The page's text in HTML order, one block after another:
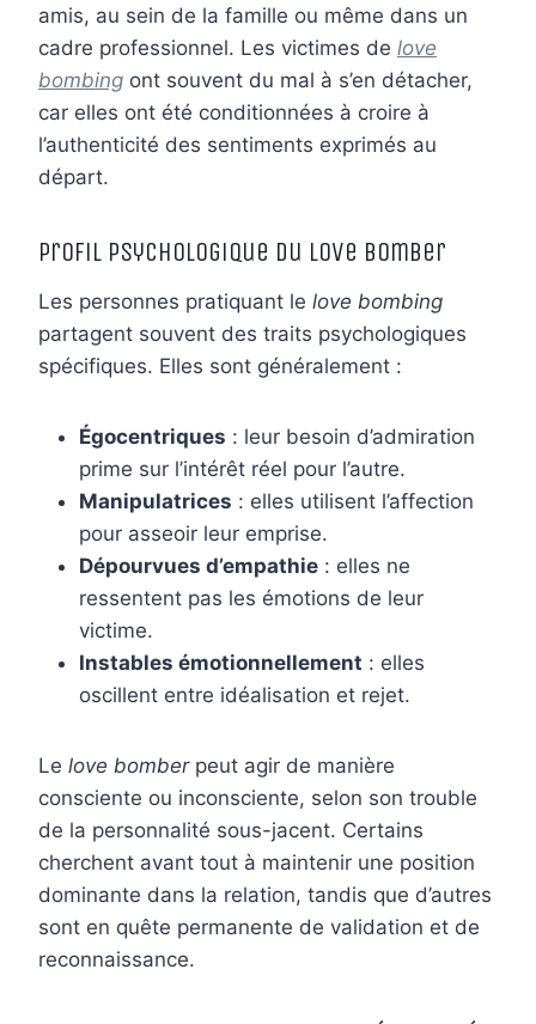
amis, au sein de la famille ou même dans un
cadre professionnel. Les victimes de love
bombing ont souvent du mal à s’en détacher,
car elles ont été conditionnées à croire à
l’authenticité des sentiments exprimés au
départ.
Profil psychologique du love bomber
Les personnes pratiquant le love bombing
partagent souvent des traits psychologiques
spécifiques. Elles sont généralement :
Égocentriques : leur besoin d’admiration
prime sur l’intérêt réel pour l’autre.
Manipulatrices : elles utilisent l’affection
pour asseoir leur emprise.
Dépourvues d’empathie : elles ne
ressentent pas les émotions de leur
victime.
Instables émotionnellement : elles
oscillent entre idéalisation et rejet.
Le love bomberpeut agir de manière
consciente ou inconsciente, selon son trouble
de la personnalité sous-jacent. Certains
cherchent avant tout à maintenir une position
dominante dans la relation, tandis que d’autres
sont en quête permanente de validation et de
reconnaissance.